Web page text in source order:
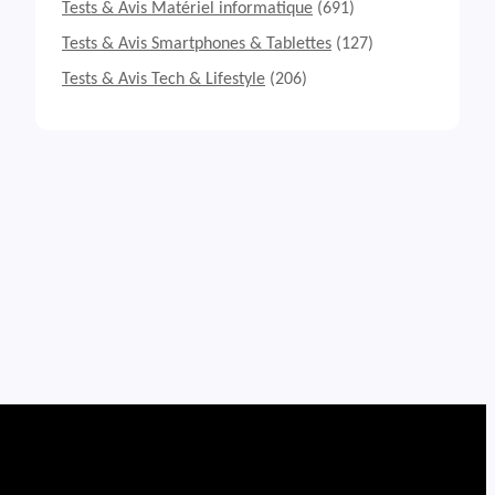
Tests & Avis Matériel informatique (691)
Tests & Avis Smartphones & Tablettes (127)
Tests & Avis Tech & Lifestyle (206)